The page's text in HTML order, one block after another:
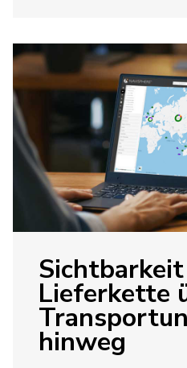
Lieferkette
hinweg